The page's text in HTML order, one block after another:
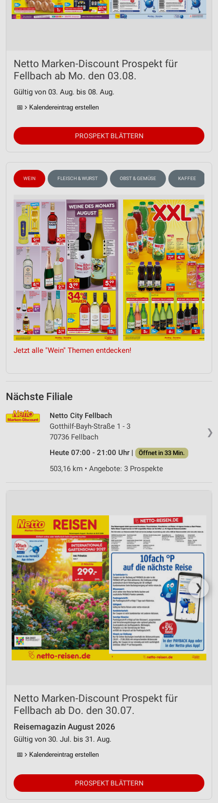
Netto Marken-Discount Prospekt für
Fellbach ab Mo. den 03.08.
Gültig von 03. Aug. bis 08. Aug.
📅 Kalendereintrag erstellen
PROSPEKT BLÄTTERN
WEIN FLEISCH & WURST OBST & GEMÜSE KAFFEE
Jetzt alle "Wein" Themen entdecken!
Nächste Filiale
❯
Netto City Fellbach
Gotthilf-Bayh-Straße 1 - 3
70736 Fellbach
Heute 07:00 - 21:00 Uhr |
Öffnet in 33 Min.
503,16 km • Angebote: 3 Prospekte
❯
Netto Marken-Discount Prospekt für
Fellbach ab Do. den 30.07.
Reisemagazin August 2026
Gültig von 30. Jul. bis 31. Aug.
📅 Kalendereintrag erstellen
PROSPEKT BLÄTTERN